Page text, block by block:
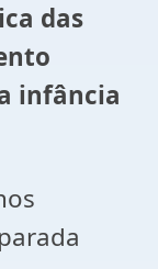
das
infância